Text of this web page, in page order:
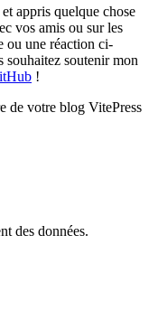
appris quelque chose
vos amis ou sur les
ou une réaction ci-
souhaitez soutenir mon
!
de votre blog VitePress
des données.